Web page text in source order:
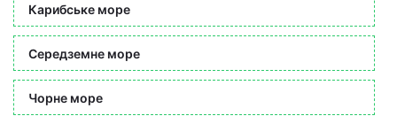
Карибське море
Середземне море
Чорне море